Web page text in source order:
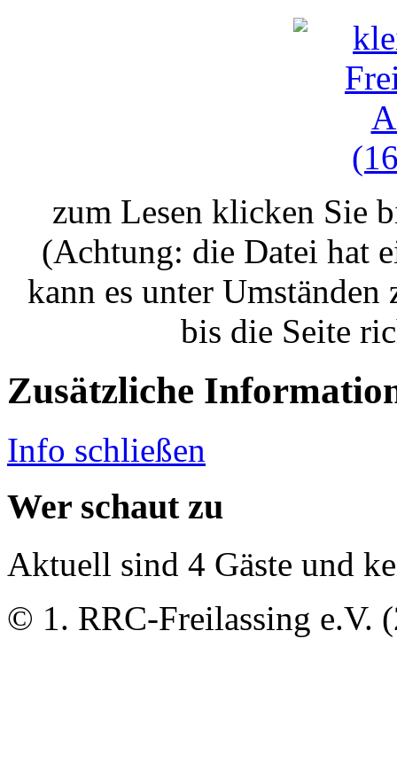
zum Lesen klicken Sie
(Achtung: die Datei hat
kann es unter
bis die Seite
Zusätzliche
Info schließen
Wer schaut zu
Aktuell sind 4 Gäste und
© 1. RRC-Freilassing e.V.